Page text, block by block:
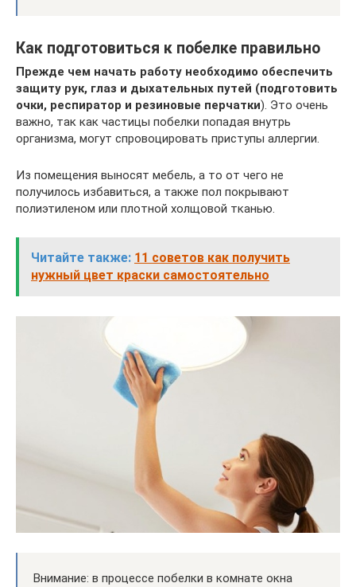
Как подготовиться к побелке правильно
Прежде чем начать работу необходимо обеспечить
защиту рук, глаз и дыхательных путей (подготовить
очки, респиратор и резиновые перчатки). Это очень
важно, так как частицы побелки попадая внутрь
организма, могут спровоцировать приступы аллергии.
Из помещения выносят мебель, а то от чего не
получилось избавиться, а также пол покрывают
полиэтиленом или плотной холщовой тканью.
Читайте также: 11 советов как получить
нужный цвет краски самостоятельно
Внимание: в процессе побелки в комнате окна